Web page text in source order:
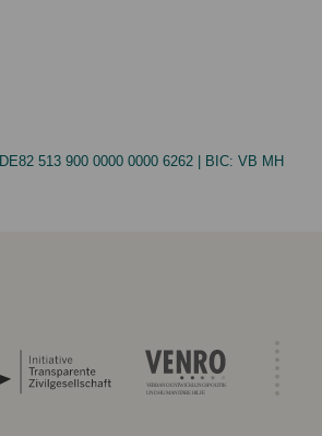
DE82 513 900 0000 0000 6262 | BIC: VB MH